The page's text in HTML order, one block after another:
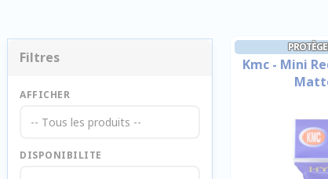
Filtres
AFFICHER
-- Tous les produits --
DISPONIBILITE
Kmc - Mini